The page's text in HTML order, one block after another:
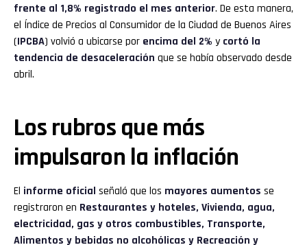
frente al 1,8% registrado el mes anterior. De esta manera,
el Índice de Precios al Consumidor de la Ciudad de Buenos Aires
(IPCBA) volvió a ubicarse por encima del 2% y cortó la
tendencia de desaceleración que se había observado desde
abril.
Los rubros que más
impulsaron la inflación
El informe oficial señaló que los mayores aumentos se
registraron en Restaurantes y hoteles, Vivienda, agua,
electricidad, gas y otros combustibles, Transporte,
Alimentos y bebidas no alcohólicas y Recreación y